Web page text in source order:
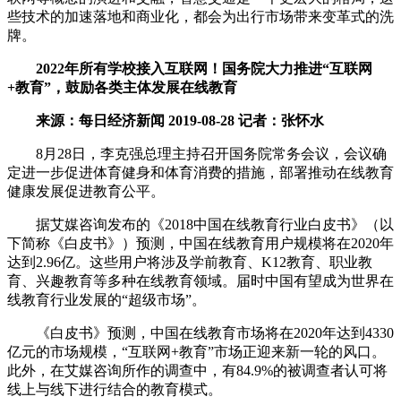
些技术的加速落地和商业化，都会为出行市场带来变革式的洗
牌。
2022年所有学校接入互联网！国务院大力推进“互联网
+教育”，鼓励各类主体发展在线教育
来源：每日经济新闻 2019-08-28 记者：张怀水
8月28日，李克强总理主持召开国务院常务会议，会议确
定进一步促进体育健身和体育消费的措施，部署推动在线教育
健康发展促进教育公平。
据艾媒咨询发布的《2018中国在线教育行业白皮书》（以
下简称《白皮书》）预测，中国在线教育用户规模将在2020年
达到2.96亿。这些用户将涉及学前教育、K12教育、职业教
育、兴趣教育等多种在线教育领域。届时中国有望成为世界在
线教育行业发展的“超级市场”。
《白皮书》预测，中国在线教育市场将在2020年达到4330
亿元的市场规模，“互联网+教育”市场正迎来新一轮的风口。
此外，在艾媒咨询所作的调查中，有84.9%的被调查者认可将
线上与线下进行结合的教育模式。